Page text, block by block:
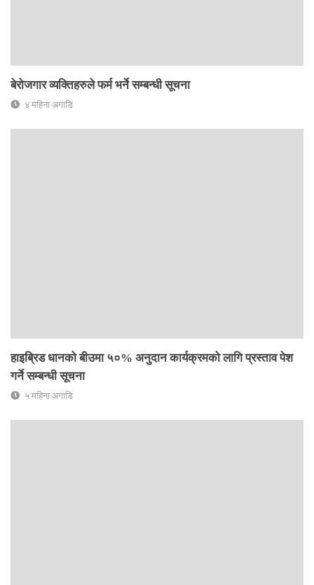
बेरोजगार व्यक्तिहरुले फर्म भर्ने सम्बन्धी सूचना
४ महिना अगाडि
हाइब्रिड धानको बीउमा ५०% अनुदान कार्यक्रमको लागि प्रस्ताव पेश
गर्ने सम्बन्धी सूचना
५ महिना अगाडि